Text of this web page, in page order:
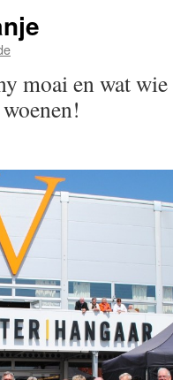
moai en wat